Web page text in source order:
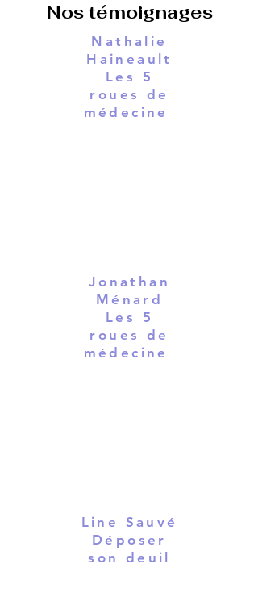
Nos témoignages
Nathalie
Haineault
Les 5
roues de
médecine
Jonathan
Ménard
Les 5
roues de
médecine
Line Sauvé
Déposer
son deuil